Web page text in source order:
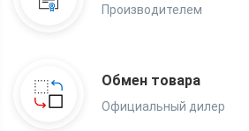
Производителем
Обмен товара
Официальный дилер